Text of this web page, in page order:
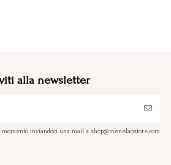
alla newsletter
inviandoci una mail a shop@menelaostore.com